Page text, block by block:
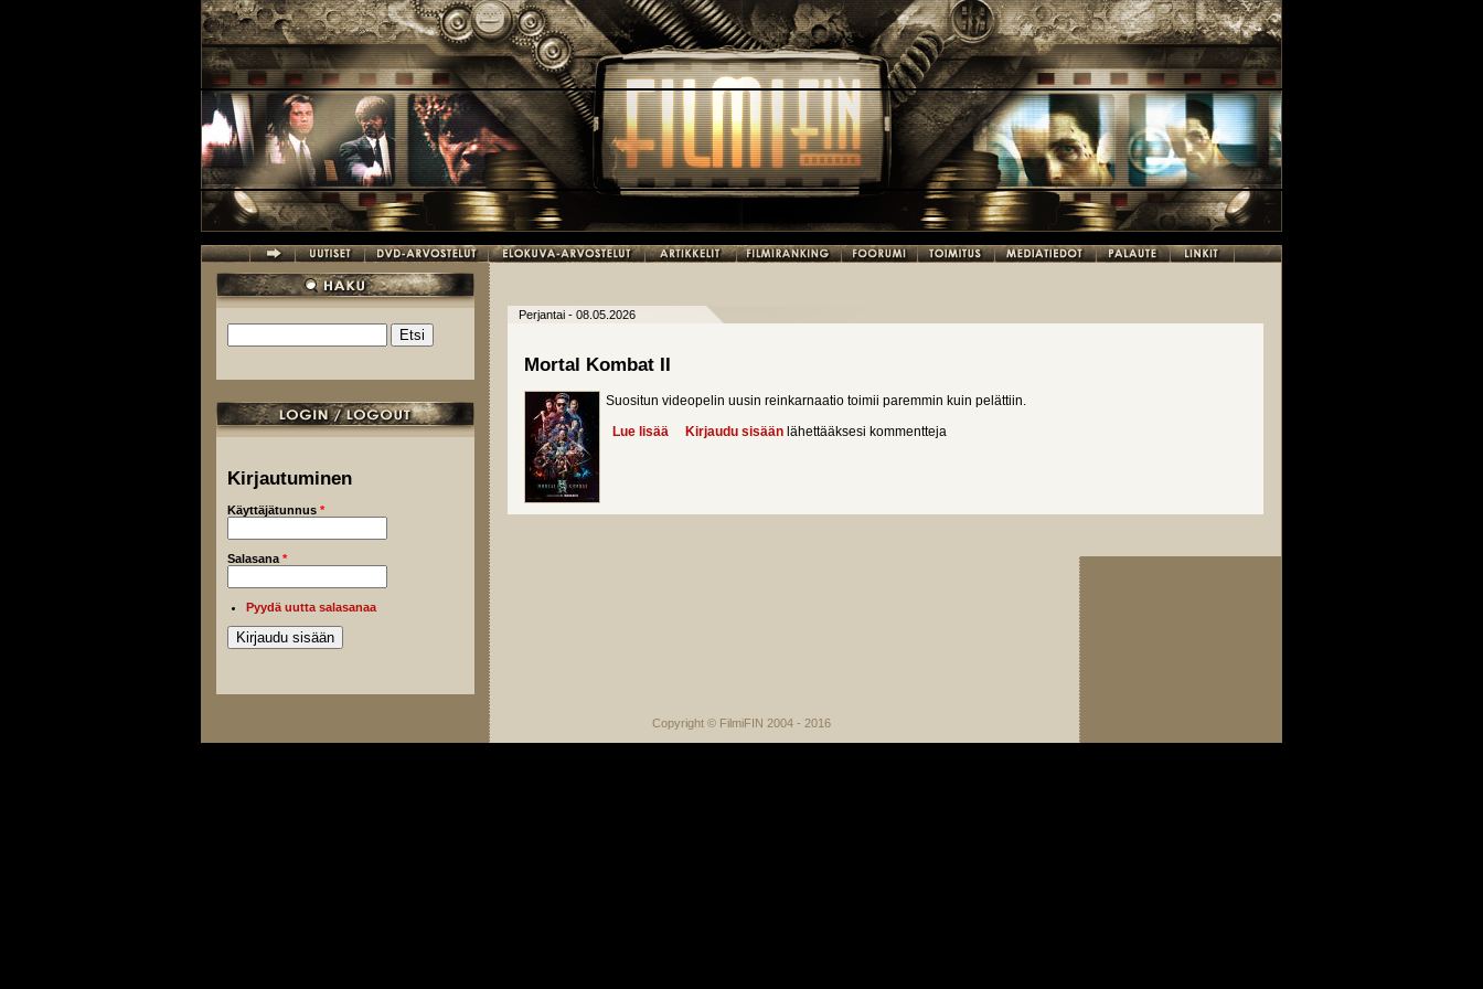
Hakulomake
Kirjautuminen
Käyttäjätunnus *
Salasana *
Pyydä uutta salasanaa
Perjantai - 08.05.2026
Mortal Kombat II
Suositun videopelin uusin reinkarnaatio toimii paremmin kuin pelättiin.
Lue lisää about Mortal Kombat II
Kirjaudu sisään lähettääksesi kommentteja
Copyright © FilmiFIN 2004 - 2016